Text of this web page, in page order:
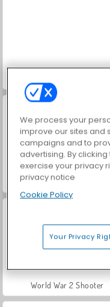
Farm Merge Valley
World War 2 Shooter
We process your
improve our sites and
campaigns and to
advertising. By
exercise your privacy
privacy notice
Cookie Policy
Your Privacy